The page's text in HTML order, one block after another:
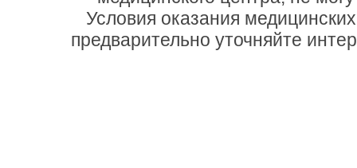
Условия оказания
предварительно уточняйте